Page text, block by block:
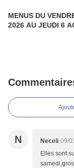
MENUS DU
2026 AU JEUDI 6
N Neceli 09/
Elles sont